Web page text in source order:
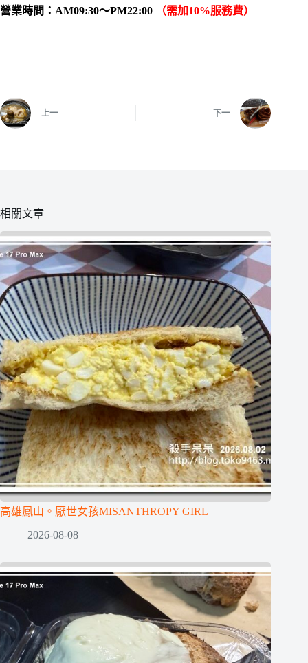
營業時間：AM09:30～PM22:00
（需加10%服務費）
上一 下一
相關文章
高雄鳳山。厭世女孩MISANTHROPY GIRL
2026-08-08